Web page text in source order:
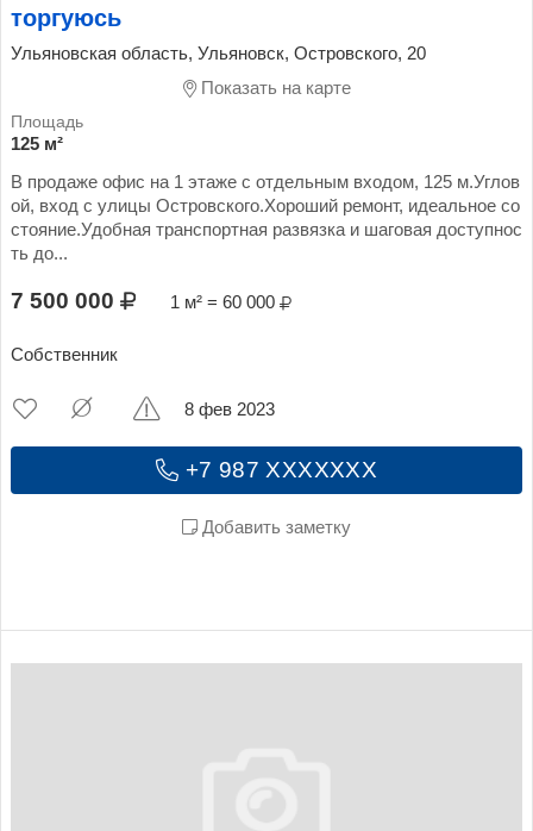
торгуюсь
Ульяновская область, Ульяновск, Островского, 20
Показать на карте
125 м²
В продаже офис на 1 этаже с отдельным входом, 125 м.Углов
ой, вход с улицы Островского.Хороший ремонт, идеальное со
стояние.Удобная транспортная развязка и шаговая доступнос
ть до...
7 500 000 1 м² = 60 000
Собственник
+7 987 XXXXXXX
Добавить заметку
8 фев 2023